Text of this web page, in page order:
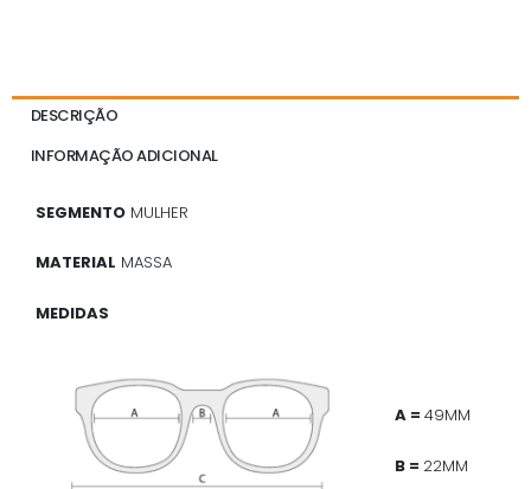
DESCRIÇÃO
INFORMAÇÃO ADICIONAL
SEGMENTO MULHER
MATERIAL MASSA
MEDIDAS
A = 49MM
B = 22MM